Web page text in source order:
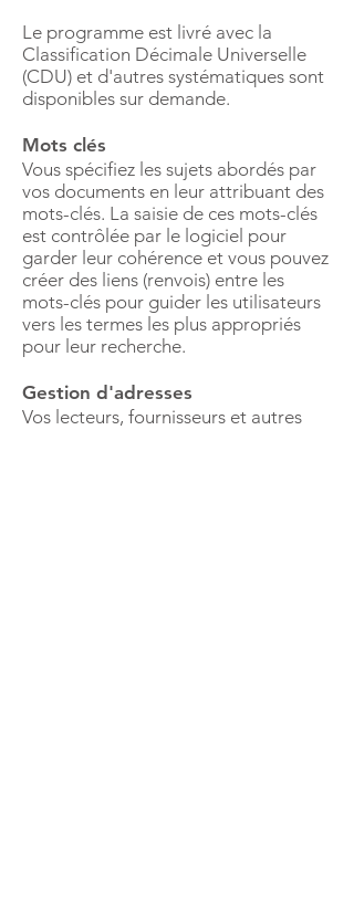
Le programme est livré avec la
Classification Décimale Universelle
(CDU) et d'autres systématiques sont
disponibles sur demande.
Mots clés
Vous spécifiez les sujets abordés par
vos documents en leur attribuant des
mots-clés. La saisie de ces mots-clés
est contrôlée par le logiciel pour
garder leur cohérence et vous pouvez
créer des liens (renvois) entre les
mots-clés pour guider les utilisateurs
vers les termes les plus appropriés
pour leur recherche.
Gestion d'adresses
Vos lecteurs, fournisseurs et autres